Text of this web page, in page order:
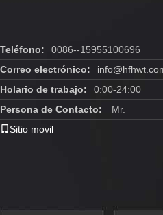
Teléfono:
0086--15955100696
Correo electrónico:
Holario de trabajo:
0:00-24:00
Persona de Contacto:
Mr.
Sitio movil